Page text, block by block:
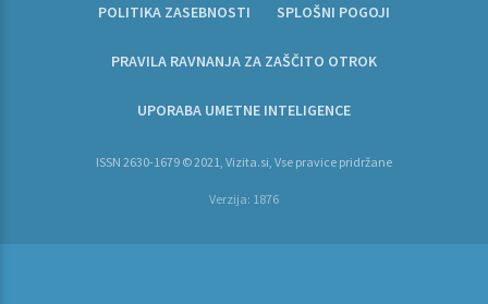
POLITIKA ZASEBNOSTI SPLOŠNI POGOJI
PRAVILA RAVNANJA ZA ZAŠČITO OTROK
UPORABA UMETNE INTELIGENCE
ISSN 2630-1679 © 2021, Vizita.si, Vse pravice pridržane
Verzija: 1876